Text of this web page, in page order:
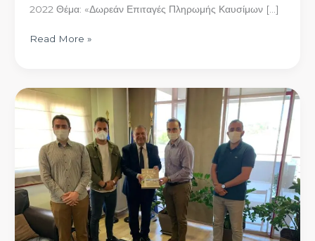
2022 Θέμα: «Δωρεάν Επιταγές Πληρωμής Καυσίμων […]
Read More »
Συνάντηση
της
Ένωσής
με
το
Δήμαρχο
Πυλαίας-
Χορτιάτη
και